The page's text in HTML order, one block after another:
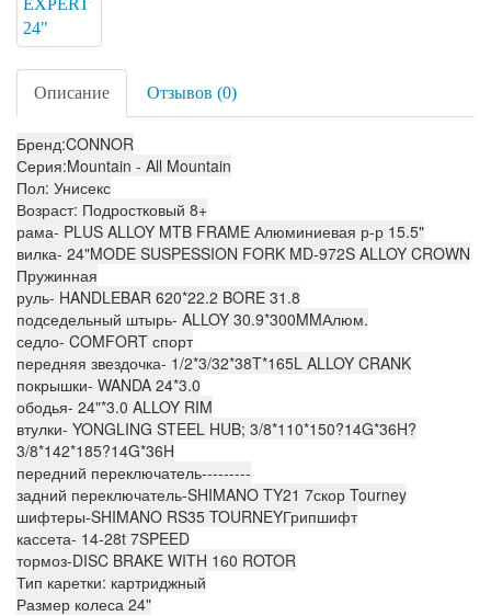
Описание Отзывов (0)
Бренд:CONNOR
Серия:Mountain - All Mountain
Пол: Унисекс
Возраст: Подростковый 8+
рама- PLUS ALLOY MTB FRAME Алюминиевая р-р 15.5"
вилка- 24"MODE SUSPESSION FORK MD-972S ALLOY CROWN
Пружинная
руль- HANDLEBAR 620*22.2 BORE 31.8
подседельный штырь- ALLOY 30.9*300MMАлюм.
седло- COMFORT спорт
передняя звездочка- 1/2*3/32*38T*165L ALLOY CRANK
покрышки- WANDA 24*3.0
ободья- 24"*3.0 ALLOY RIM
втулки- YONGLING STEEL HUB; 3/8*110*150?14G*36H?
3/8*142*185?14G*36H
передний переключатель---------
задний переключатель-SHIMANO TY21 7скор Tourney
шифтеры-SHIMANO RS35 TOURNEYГрипшифт
кассета- 14-28t 7SPEED
тормоз-DISC BRAKE WITH 160 ROTOR
Тип каретки: картриджный
Размер колеса 24"